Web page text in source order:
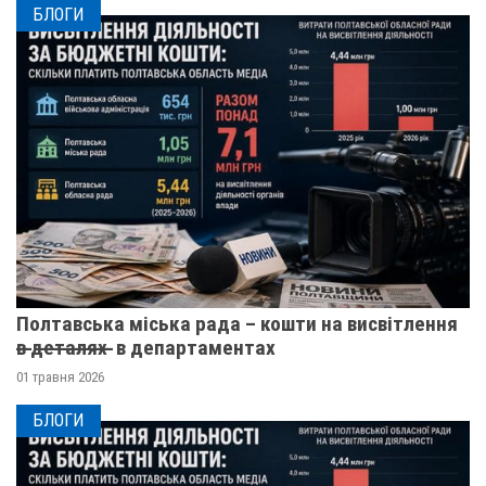
БЛОГИ
Полтавська міська рада – кошти на висвітлення
в̶ ̶д̶е̶т̶а̶л̶я̶х̶ ̶ в департаментах
01 травня 2026
БЛОГИ